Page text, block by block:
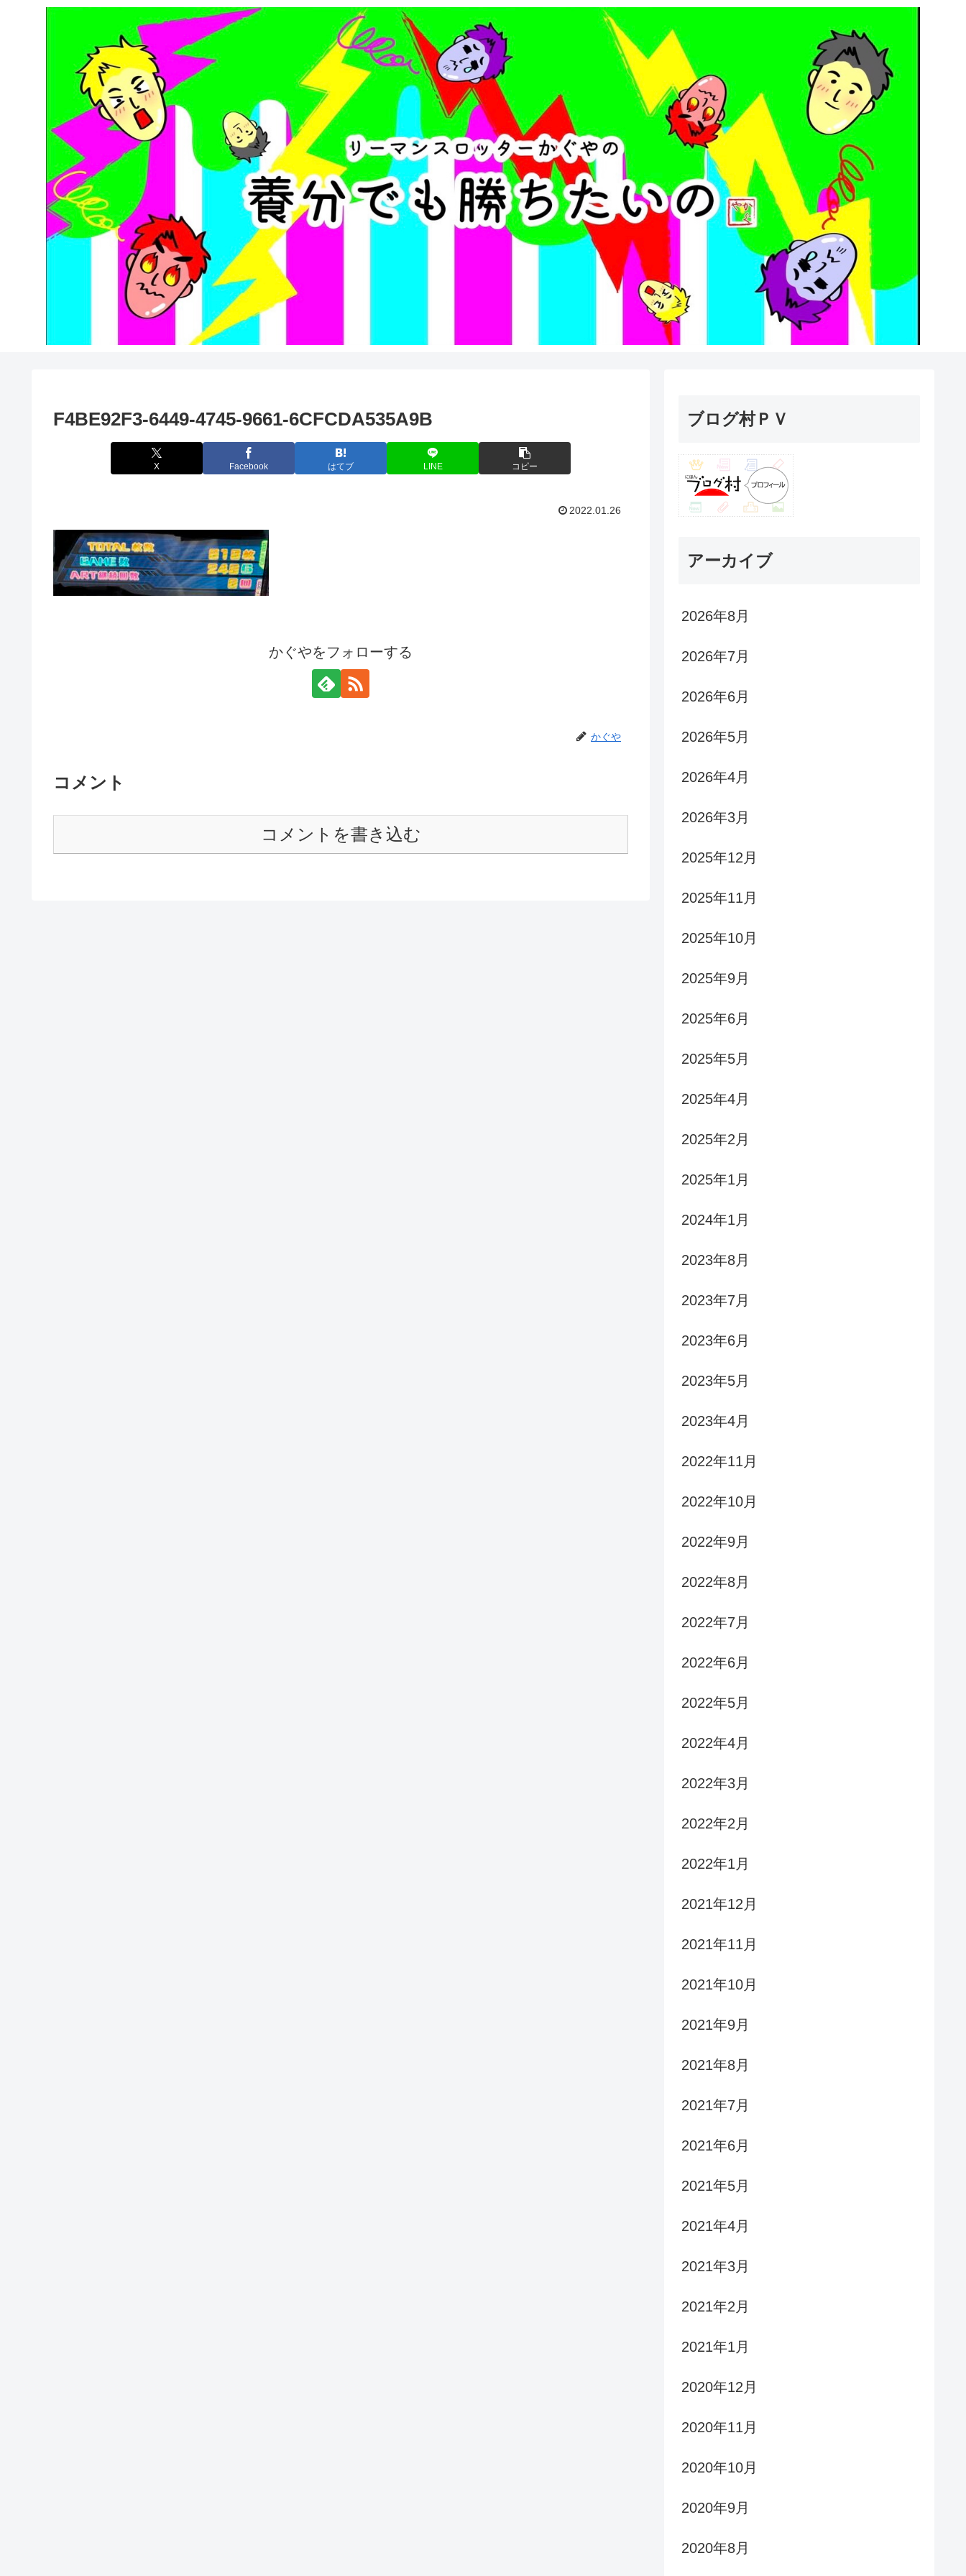
F4BE92F3-6449-4745-9661-6CFCDA535A9B
X Facebook はてブ LINE コピー
2022.01.26
かぐやをフォローする
かぐや
コメント
コメントを書き込む
ブログ村ＰＶ
アーカイブ
2026年8月
2026年7月
2026年6月
2026年5月
2026年4月
2026年3月
2025年12月
2025年11月
2025年10月
2025年9月
2025年6月
2025年5月
2025年4月
2025年2月
2025年1月
2024年1月
2023年8月
2023年7月
2023年6月
2023年5月
2023年4月
2022年11月
2022年10月
2022年9月
2022年8月
2022年7月
2022年6月
2022年5月
2022年4月
2022年3月
2022年2月
2022年1月
2021年12月
2021年11月
2021年10月
2021年9月
2021年8月
2021年7月
2021年6月
2021年5月
2021年4月
2021年3月
2021年2月
2021年1月
2020年12月
2020年11月
2020年10月
2020年9月
2020年8月